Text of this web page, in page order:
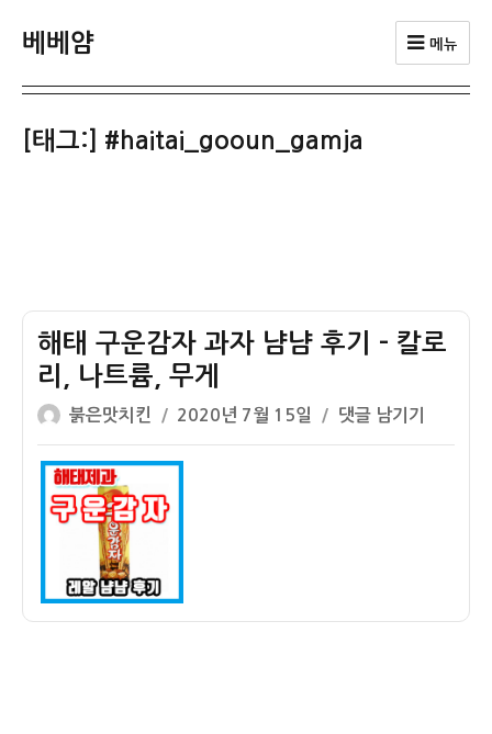
베베얌 메뉴
[태그:] #haitai_gooun_gamja
해태 구운감자 과자 냠냠 후기 – 칼로
리, 나트륨, 무게
글
쓴
이
붉은맛치킨
작
성
일
2020년 7월 15일
해
태
댓글 남기기